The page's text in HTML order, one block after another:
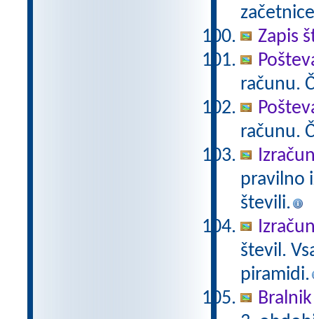
Zapis
računu.
računu.
pravilno
števili.
števil.
piramidi.